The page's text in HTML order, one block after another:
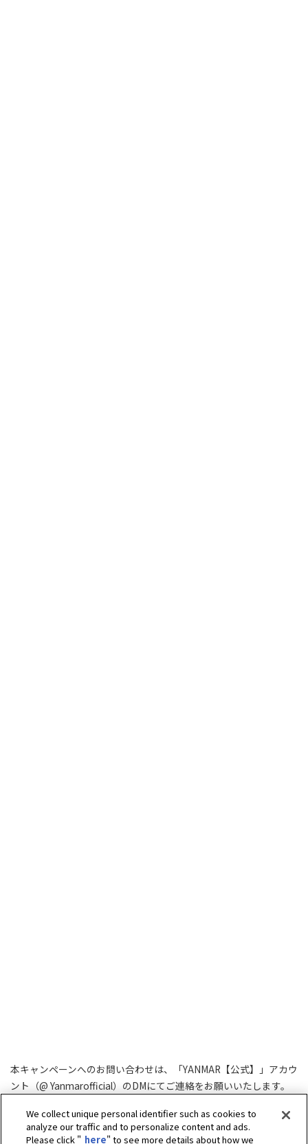
本キャンペーンへのお問い合わせは、「YANMAR【公式】」アカウ
ント（@ Yanmarofficial）のDMにてご連絡をお願いいたします。
ざいますので、あらかじめご了承ください。
対応時間：平日10:00-17:00（土日祝日を除く）
We collect unique personal identifier such as cookies to
analyze our traffic and to personalize content and ads.
Please click " here" to see more details about how we